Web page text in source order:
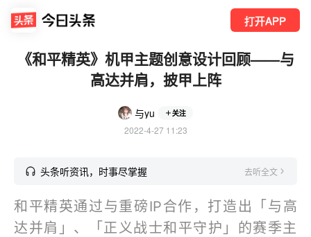
打开APP
《和平精英》机甲主题创意设计回顾——与
高达并肩，披甲上阵
与yu 关注
2022-4-27 11:23
头条听资讯，时事尽掌握 去听全文
和平精英通过与重磅IP合作，打造出「与高
达并肩」、「正义战士和平守护」的赛季主